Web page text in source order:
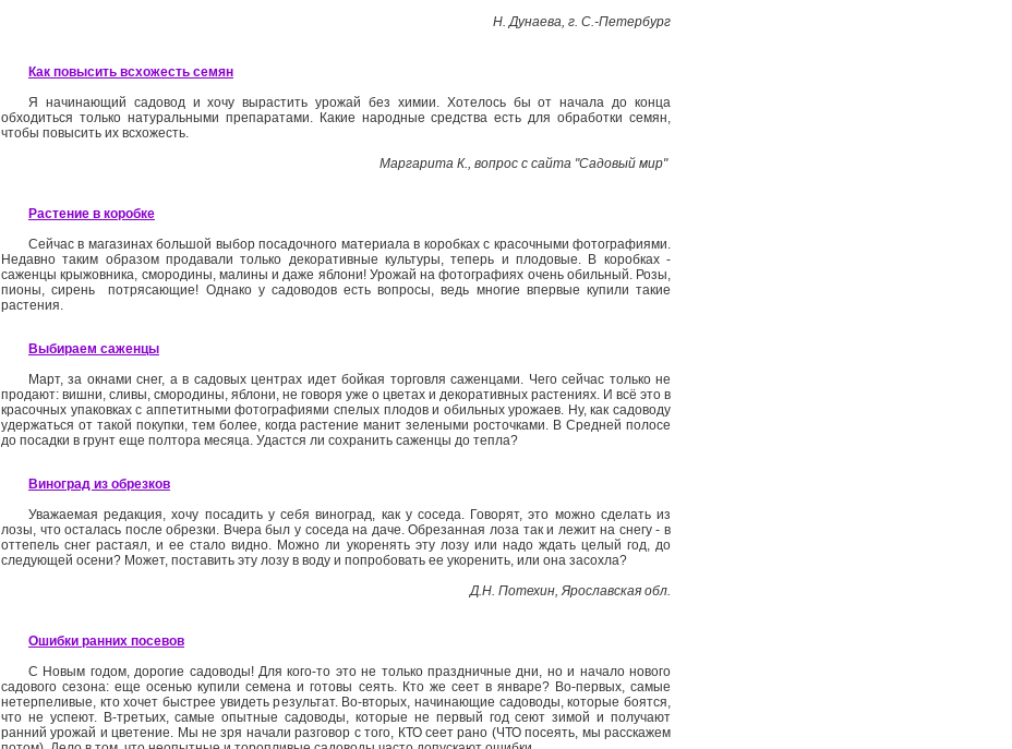
Н. Дунаева, г. С.-Петербург
Как повысить всхожесть семян
Я начинающий садовод и хочу вырастить урожай без химии. Хотелось бы от начала до конца
обходиться только натуральными препаратами. Какие народные средства есть для обработки семян,
чтобы повысить их всхожесть.
Маргарита К., вопрос с сайта "Садовый мир"
Растение в коробке
Сейчас в магазинах большой выбор посадочного материала в коробках с красочными фотографиями.
Недавно таким образом продавали только декоративные культуры, теперь и плодовые. В коробках ­
саженцы крыжовника, смородины, малины и даже яблони! Урожай на фотографиях очень обильный. Розы,
пионы, сирень ­ потрясающие! Однако у садоводов есть вопросы, ведь многие впервые купили такие
растения.
Выбираем саженцы
Март, за окнами снег, а в садовых центрах идет бойкая торговля саженцами. Чего сейчас только не
продают: вишни, сливы, смородины, яблони, не говоря уже о цветах и декоративных растениях. И всё это в
красочных упаковках с аппетитными фотографиями спелых плодов и обильных урожаев. Ну, как садоводу
удержаться от такой покупки, тем более, когда растение манит зелеными росточками. В Средней полосе
до посадки в грунт еще полтора месяца. Удастся ли сохранить саженцы до тепла?
Виноград из обрезков
Уважаемая редакция, хочу посадить у себя виноград, как у соседа. Говорят, это можно сделать из
лозы, что осталась после обрезки. Вчера был у соседа на даче. Обрезанная лоза так и лежит на снегу - в
оттепель снег растаял, и ее стало видно. Можно ли укоренять эту лозу или надо ждать целый год, до
следующей осени? Может, поставить эту лозу в воду и попробовать ее укоренить, или она засохла?
Д.Н. Потехин, Ярославская обл.
Ошибки ранних посевов
С Новым годом, дорогие садоводы! Для кого-то это не только праздничные дни, но и начало нового
садового сезона: еще осенью купили семена и готовы сеять. Кто же сеет в январе? Во-первых, самые
нетерпеливые, кто хочет быстрее увидеть результат. Во-вторых, начинающие садоводы, которые боятся,
что не успеют. В-третьих, самые опытные садоводы, которые не первый год сеют зимой и получают
ранний урожай и цветение. Мы не зря начали разговор с того, КТО сеет рано (ЧТО посеять, мы расскажем